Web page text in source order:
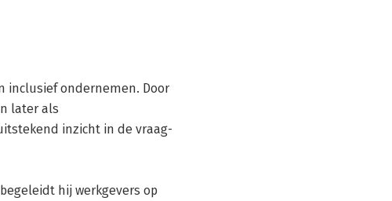
inclusief ondernemen. Door
later als
inzicht in de vraag-
hij werkgevers op